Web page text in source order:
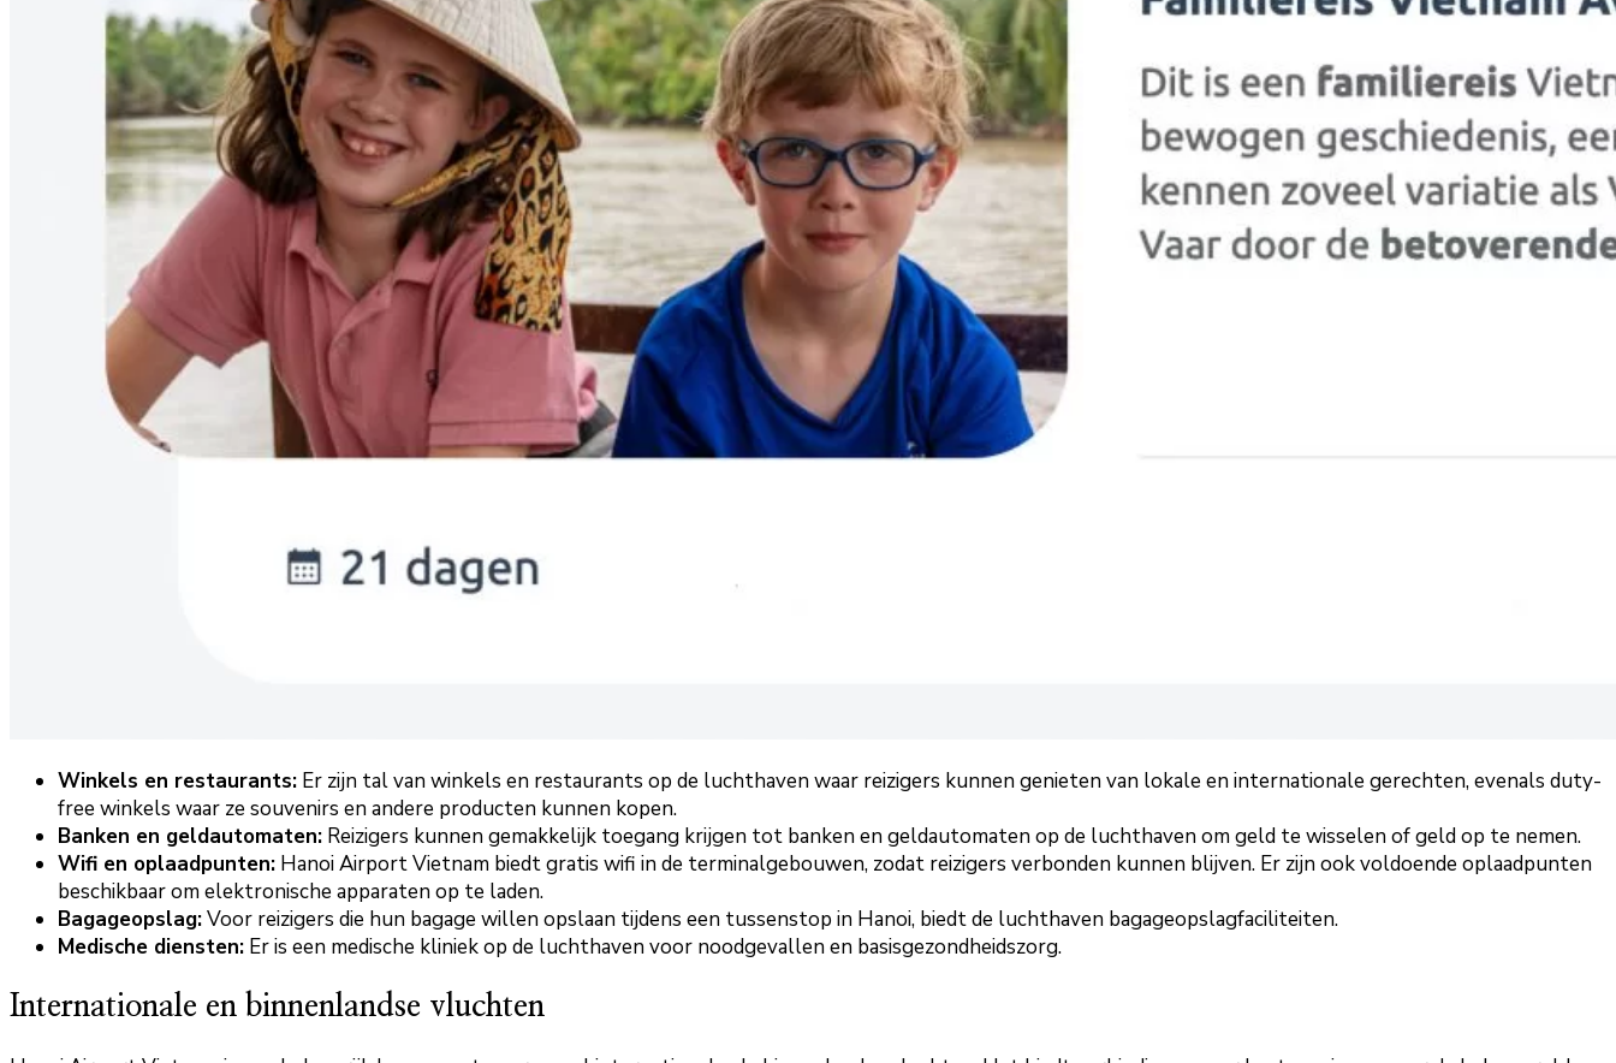
Winkels en restaurants: Er zijn tal van winkels en restaurants op de luchthaven waar reizigers kunnen genieten van lokale en internationale gerechten, evenals duty-
free winkels waar ze souvenirs en andere producten kunnen kopen.
Banken en geldautomaten: Reizigers kunnen gemakkelijk toegang krijgen tot banken en geldautomaten op de luchthaven om geld te wisselen of geld op te nemen.
Wifi en oplaadpunten: Hanoi Airport Vietnam biedt gratis wifi in de terminalgebouwen, zodat reizigers verbonden kunnen blijven. Er zijn ook voldoende oplaadpunten
beschikbaar om elektronische apparaten op te laden.
Bagageopslag:Voor reizigers die hun bagage willen opslaan tijdens een tussenstop in Hanoi, biedt de luchthaven bagageopslagfaciliteiten.
Medische diensten: Er is een medische kliniek op de luchthaven voor noodgevallen en basisgezondheidszorg.
Internationale en binnenlandse vluchten